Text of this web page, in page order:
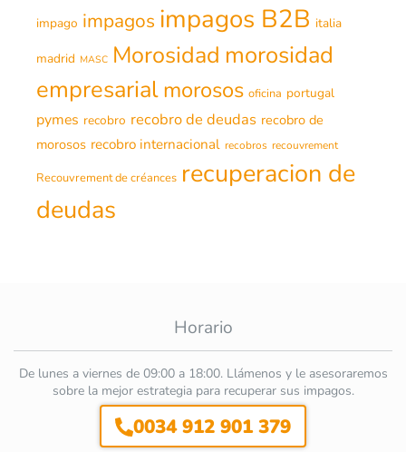
impago impagos impagos B2B italia
madrid MASC Morosidad morosidad
empresarialmorosos oficina portugal
pymes recobro recobro de deudas recobro de
morosos recobro internacional recobros recouvrement
Recouvrement de créances recuperacion de
deudas
Horario
De lunes a viernes de 09:00 a 18:00. Llámenos y le asesoraremos
sobre la mejor estrategia para recuperar sus impagos.
0034 912 901 379